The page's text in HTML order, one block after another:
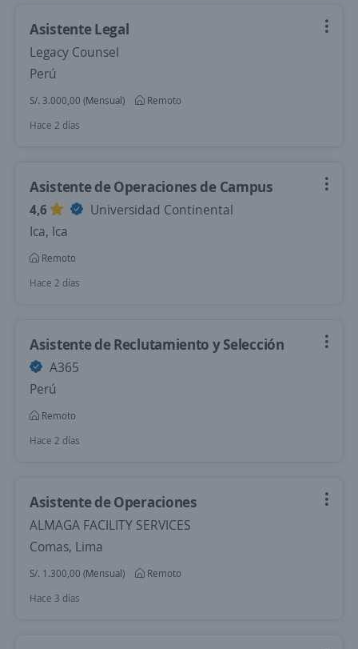
Asistente Legal
Legacy Counsel
Perú
S/. 3.000,00 (Mensual)
Remoto
Hace 2 días
Asistente de Operaciones de Campus
4,6
Universidad Continental
Ica, Ica
Remoto
Hace 2 días
Asistente de Reclutamiento y Selección
A365
Perú
Remoto
Hace 2 días
Asistente de Operaciones
ALMAGA FACILITY SERVICES
Comas, Lima
S/. 1.300,00 (Mensual)
Remoto
Hace 3 días